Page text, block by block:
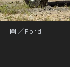
圖／Ford